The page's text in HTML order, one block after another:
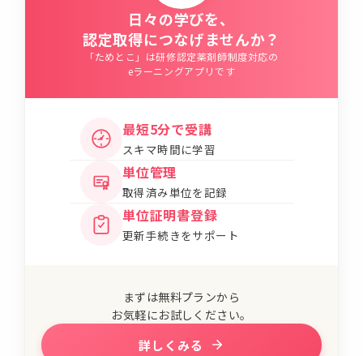
日々の学びを、
認定取得につなげませんか？
「ためとこ」は研修認定薬剤師制度対応の
eラーニングアプリです
最短5分で受講
スキマ時間に学習
単位管理
取得済み単位を記録
単位証明書登録
更新手続きをサポート
まずは無料プランから
お気軽にお試しください。
詳しくみる